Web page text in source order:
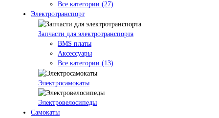
Все категории (27)
Электротранспорт
Запчасти для электротранспорта
BMS платы
Аксессуары
Все категории (13)
Электросамокаты
Электровелосипеды
Самокаты